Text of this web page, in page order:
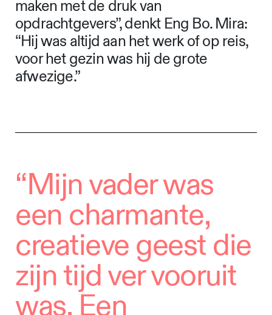
maken met de druk van
opdrachtgevers”, denkt Eng Bo. Mira:
“Hij was altijd aan het werk of op reis,
voor het gezin was hij de grote
afwezige.”
“Mijn vader was
een charmante,
creatieve geest die
zijn tijd ver vooruit
was. Een